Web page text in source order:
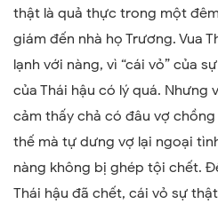
thật là quả thực trong một
giám đến nhà họ Trương. Vua
lạnh với nàng, vì “cái vỏ” của
của Thái hậu có lý quá. Nhưng
cảm thấy chả có đâu vợ chồng
thế mà tự dưng vợ lại ngoại
nàng không bị ghép tội chết.
Thái hậu đã chết, cái vỏ sự